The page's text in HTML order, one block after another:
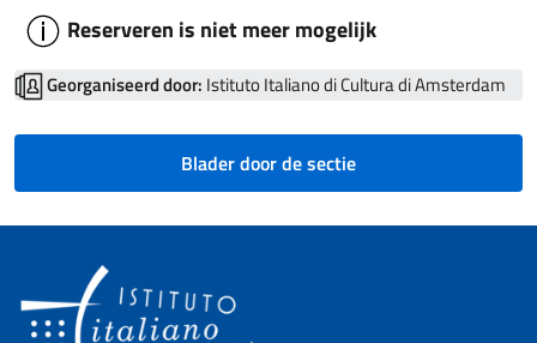
Reserveren is niet meer mogelijk
Georganiseerd door: Istituto Italiano di Cultura di Amsterdam
Blader door de sectie